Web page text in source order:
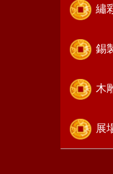
繡
錫
木
展